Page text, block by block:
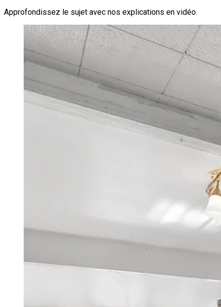
Approfondissez le sujet avec nos explications en vidéo.